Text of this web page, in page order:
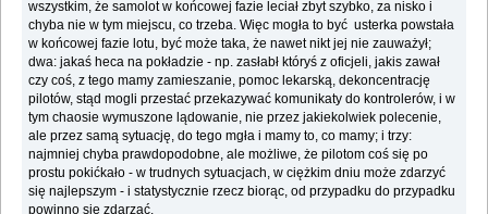
wszystkim, że samolot w końcowej fazie leciał zbyt szybko, za nisko i
chyba nie w tym miejscu, co trzeba. Więc mogła to być usterka powstała
w końcowej fazie lotu, być może taka, że nawet nikt jej nie zauważył;
dwa: jakaś heca na pokładzie - np. zasłabł któryś z oficjeli, jakis zawał
czy coś, z tego mamy zamieszanie, pomoc lekarską, dekoncentrację
pilotów, stąd mogli przestać przekazywać komunikaty do kontrolerów, i w
tym chaosie wymuszone lądowanie, nie przez jakiekolwiek polecenie,
ale przez samą sytuację, do tego mgła i mamy to, co mamy; i trzy:
najmniej chyba prawdopodobne, ale możliwe, że pilotom coś się po
prostu pokićkało - w trudnych sytuacjach, w ciężkim dniu może zdarzyć
się najlepszym - i statystycznie rzecz biorąc, od przypadku do przypadku
powinno się zdarzać.